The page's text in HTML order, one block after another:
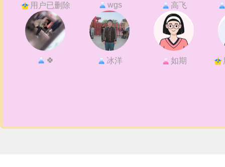
用户已删除 wgs 高飞
🍀 冰洋 如期